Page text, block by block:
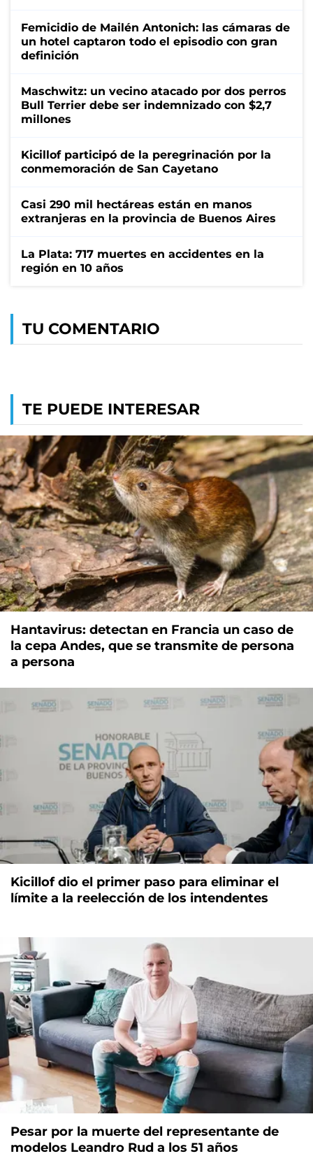
Femicidio de Mailén Antonich: las cámaras de
un hotel captaron todo el episodio con gran
definición
Maschwitz: un vecino atacado por dos perros
Bull Terrier debe ser indemnizado con $2,7
millones
Kicillof participó de la peregrinación por la
conmemoración de San Cayetano
Casi 290 mil hectáreas están en manos
extranjeras en la provincia de Buenos Aires
La Plata: 717 muertes en accidentes en la
región en 10 años
TU COMENTARIO
TE PUEDE INTERESAR
Hantavirus: detectan en Francia un caso de
la cepa Andes, que se transmite de persona
a persona
Kicillof dio el primer paso para eliminar el
límite a la reelección de los intendentes
Pesar por la muerte del representante de
modelos Leandro Rud a los 51 años